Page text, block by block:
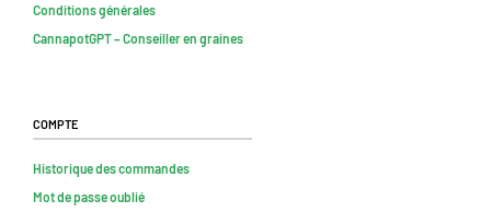
Conditions générales
CannapotGPT – Conseiller en graines
Compte
Historique des commandes
Mot de passe oublié